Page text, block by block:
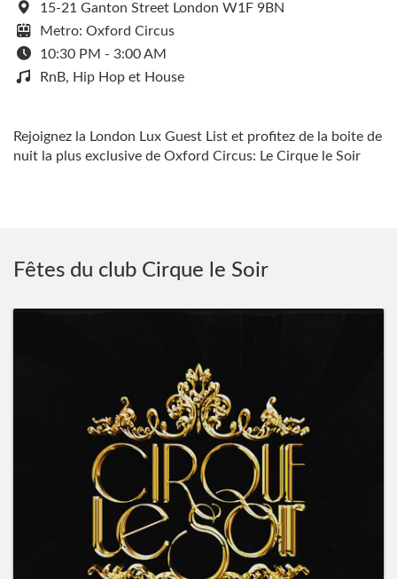
15-21 Ganton Street London W1F 9BN
Metro: Oxford Circus
10:30 PM - 3:00 AM
RnB, Hip Hop et House
Rejoignez la London Lux Guest List et profitez de la boite de
nuit la plus exclusive de Oxford Circus: Le Cirque le Soir
Fêtes du club Cirque le Soir